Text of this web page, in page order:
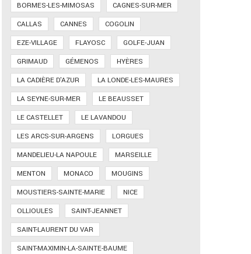
BORMES-LES-MIMOSAS
CAGNES-SUR-MER
CALLAS
CANNES
COGOLIN
EZE-VILLAGE
FLAYOSC
GOLFE-JUAN
GRIMAUD
GÉMENOS
HYÈRES
LA CADIÈRE D'AZUR
LA LONDE-LES-MAURES
LA SEYNE-SUR-MER
LE BEAUSSET
LE CASTELLET
LE LAVANDOU
LES ARCS-SUR-ARGENS
LORGUES
MANDELIEU-LA NAPOULE
MARSEILLE
MENTON
MONACO
MOUGINS
MOUSTIERS-SAINTE-MARIE
NICE
OLLIOULES
SAINT-JEANNET
SAINT-LAURENT DU VAR
SAINT-MAXIMIN-LA-SAINTE-BAUME